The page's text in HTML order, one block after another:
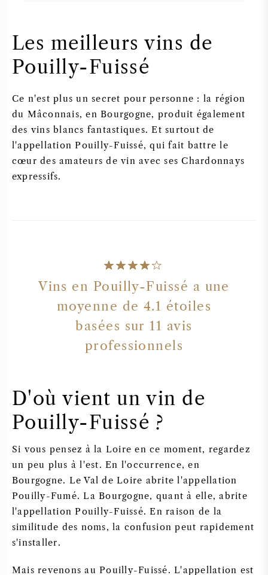
Les meilleurs vins de
Pouilly-Fuissé
Ce n'est plus un secret pour personne : la région
du Mâconnais, en Bourgogne, produit également
des vins blancs fantastiques. Et surtout de
l'appellation Pouilly-Fuissé, qui fait battre le
cœur des amateurs de vin avec ses Chardonnays
expressifs.
Vins en Pouilly-Fuissé a une
moyenne de 4.1 étoiles
basées sur 11 avis
professionnels
D'où vient un vin de
Pouilly-Fuissé ?
Si vous pensez à la Loire en ce moment, regardez
un peu plus à l'est. En l'occurrence, en
Bourgogne. Le Val de Loire abrite l'appellation
Pouilly-Fumé. La Bourgogne, quant à elle, abrite
l'appellation Pouilly-Fuissé. En raison de la
similitude des noms, la confusion peut rapidement
s'installer.
Mais revenons au Pouilly-Fuissé. L'appellation est